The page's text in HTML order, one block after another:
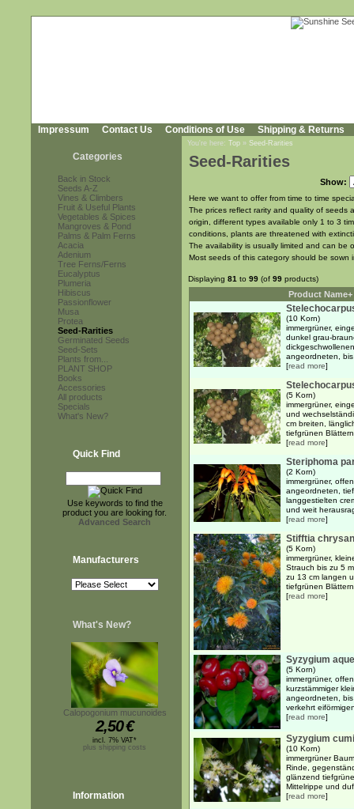
Impressum Contact Us Conditions of Use Shipping & Returns
Categories
Back in Stock
Seeds A-Z
Vines & Climbers
Fruit & Useful Plants
Vegetables & Spices
Mangroves & Pond
Palms & Palm Ferns
Acacia
Adenium
Tree Ferns/Ferns
Eucalyptus
Plumeria
Hibiscus
Passionflower
Musa
Protea
Seed-Rarities
Germinated Seeds
Seed-Sets
Plants from...
PLANT SHOP
Books
Accessories
All products
Specials
What's New?
Quick Find
Use keywords to find the
product you are looking for.
Advanced Search
Manufacturers
What's New?
Calopogonium mucunoides
2,50€
incl. 7% VAT*
plus shipping costs
Information
You're here: Top » Seed-Rarities
Seed-Rarities
Show:
Here we want to offer from time to time
The prices reflect rarity and quality of seeds
origin, different types available only 1 to 3
conditions, plants are threatened with
The availability is usually limited and can
Most seeds of this category should be sown
Displaying 81 to 99 (of 99 products)
Product Name+
(10 Korn)
immergrüner,
dunkel grau-
angeordneten,
[read more]
(5 Korn)
immergrüner,
und
cm breiten,
tiefgrünen
[read more]
Steriphoma
(2 Korn)
immergrüner,
angeordneten,
langgestielten
und weit
[read more]
Stifftia
(5 Korn)
immergrüner,
Strauch bis zu 5
zu 13 cm langen
tiefgrünen
[read more]
Syzygium
(5 Korn)
immergrüner,
kurzstämmiger
angeordneten,
verkehrt
[read more]
Syzygium
(10 Korn)
immergrüner
Rinde,
glänzend
Mittelrippe und
[read more]